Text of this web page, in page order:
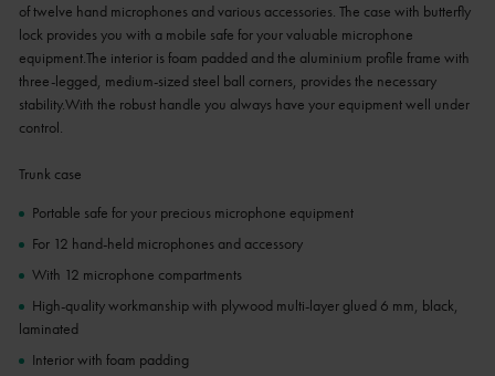
of twelve hand microphones and various accessories. The case with butterfly
lock provides you with a mobile safe for your valuable microphone
equipment.The interior is foam padded and the aluminium profile frame with
three-legged, medium-sized steel ball corners, provides the necessary
stability.With the robust handle you always have your equipment well under
control.
Trunk case
Portable safe for your precious microphone equipment
For 12 hand-held microphones and accessory
With 12 microphone compartments
High-quality workmanship with plywood multi-layer glued 6 mm, black,
laminated
Interior with foam padding